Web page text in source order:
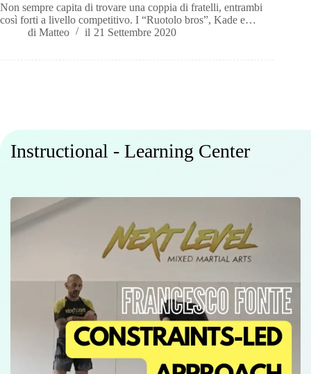
Non sempre capita di trovare una coppia di fratelli, entrambi
così forti a livello competitivo. I “Ruotolo bros”, Kade e…
di Matteo il 21 Settembre 2020
Instructional - Learning Center